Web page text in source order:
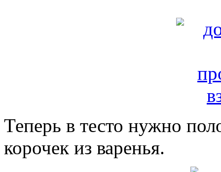
Теперь в тесто нужно
корочек из варенья.